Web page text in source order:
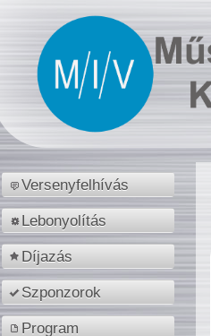
Versenyfelhívás
Lebonyolítás
Díjazás
Szponzorok
Program